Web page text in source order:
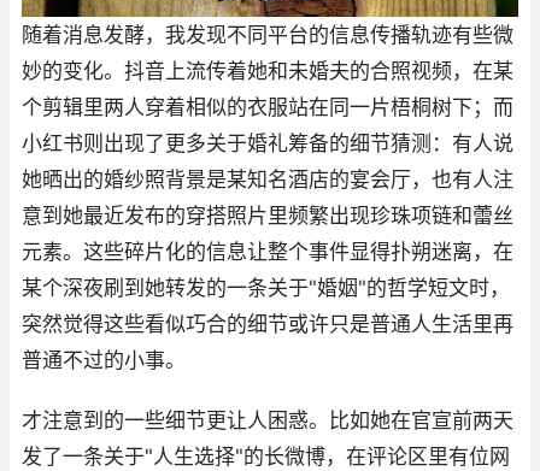
随着消息发酵，我发现不同平台的信息传播轨迹有些微
妙的变化。抖音上流传着她和未婚夫的合照视频，在某
个剪辑里两人穿着相似的衣服站在同一片梧桐树下；而
小红书则出现了更多关于婚礼筹备的细节猜测：有人说
她晒出的婚纱照背景是某知名酒店的宴会厅，也有人注
意到她最近发布的穿搭照片里频繁出现珍珠项链和蕾丝
元素。这些碎片化的信息让整个事件显得扑朔迷离，在
某个深夜刷到她转发的一条关于"婚姻"的哲学短文时，
突然觉得这些看似巧合的细节或许只是普通人生活里再
普通不过的小事。
才注意到的一些细节更让人困惑。比如她在官宣前两天
发了一条关于"人生选择"的长微博，在评论区里有位网